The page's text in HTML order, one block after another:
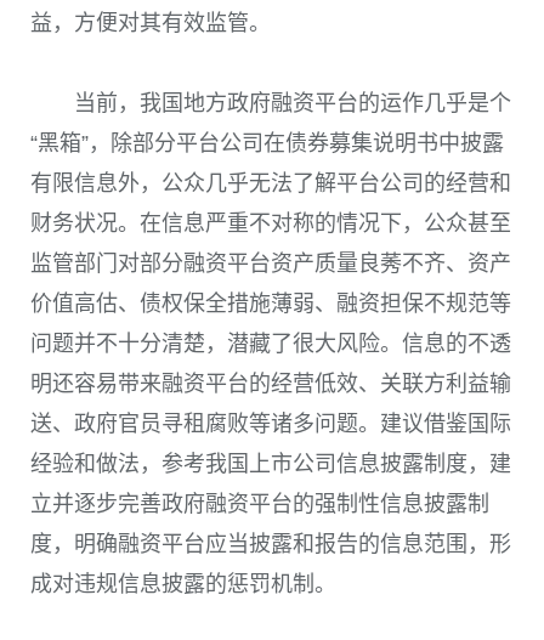
益，方便对其有效监管。
当前，我国地方政府融资平台的运作几乎是个
“黑箱”，除部分平台公司在债券募集说明书中披露
有限信息外，公众几乎无法了解平台公司的经营和
财务状况。在信息严重不对称的情况下，公众甚至
监管部门对部分融资平台资产质量良莠不齐、资产
价值高估、债权保全措施薄弱、融资担保不规范等
问题并不十分清楚，潜藏了很大风险。信息的不透
明还容易带来融资平台的经营低效、关联方利益输
送、政府官员寻租腐败等诸多问题。建议借鉴国际
经验和做法，参考我国上市公司信息披露制度，建
立并逐步完善政府融资平台的强制性信息披露制
度，明确融资平台应当披露和报告的信息范围，形
成对违规信息披露的惩罚机制。